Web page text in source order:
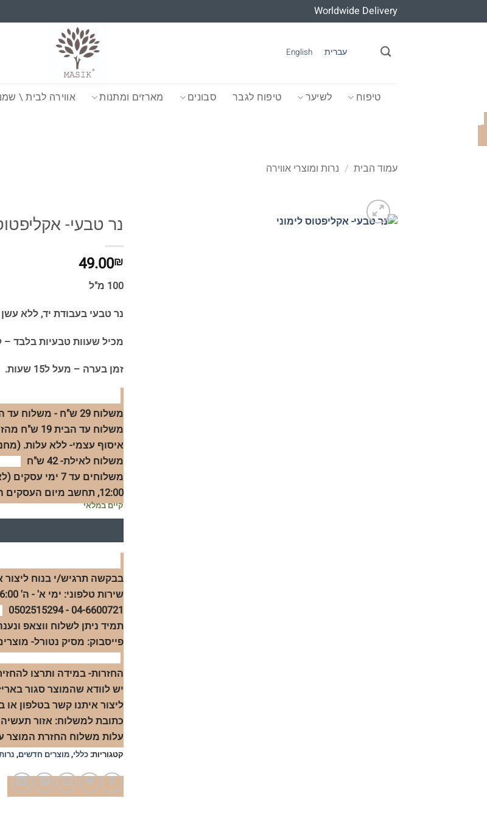
to
Worldwide Delivery
עברית English
טיפוח לשיער טיפוח לגבר סבונים מארזים ומתנות אווירה לבית \
עמוד הבית / נרות ומוצרי אווירה
נר טבעי-
49.00₪
100 מ"ל
נר טבעי בעבודת יד, ללא עשן
מכיל שעוות טבעיות בלבד –
זמן בערה – מעל ל15 שעות.
משלוח 29 ש"ח - משלוח עד הבית חינם מעל הזמנה 299 ש"ח.
משלוח עד הבית 19 ש"ח מהזמנה מעל 150 ש"ח
איסוף עצמי- ללא עלות.
משלוח לאילת- 42 ש"ח
משלוחים עד 7
12:00, תחשב מיום העסקים הבא.
קיים במלאי
בבקשה תרגיש/י בנוח ליצור
שירות טלפוני: ימי א' - ה' 8:00-16:00
04-6600721 - 0502515294
תמיד ניתן לשלוח ווצאפ
פייסבוק: מסיק נטורל-
יש לוודא שהמוצר סגור
ליצור איתנו קשר בטלפון או
כתובת למשלוח: אזור תעשיה בני
עלות משלוח החזרת המוצר
קטגוריות: כללי,מוצרים חדשים,